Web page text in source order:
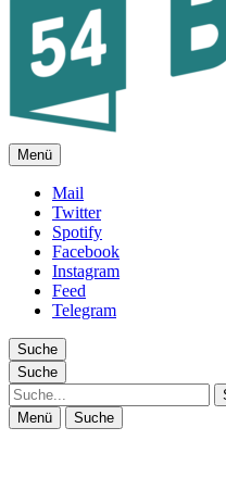
FEUILLETON IM INTERNET
Menü
Mail
Twitter
Spotify
Facebook
Instagram
Feed
Telegram
Suche
Suche
Suche
Menü Suche